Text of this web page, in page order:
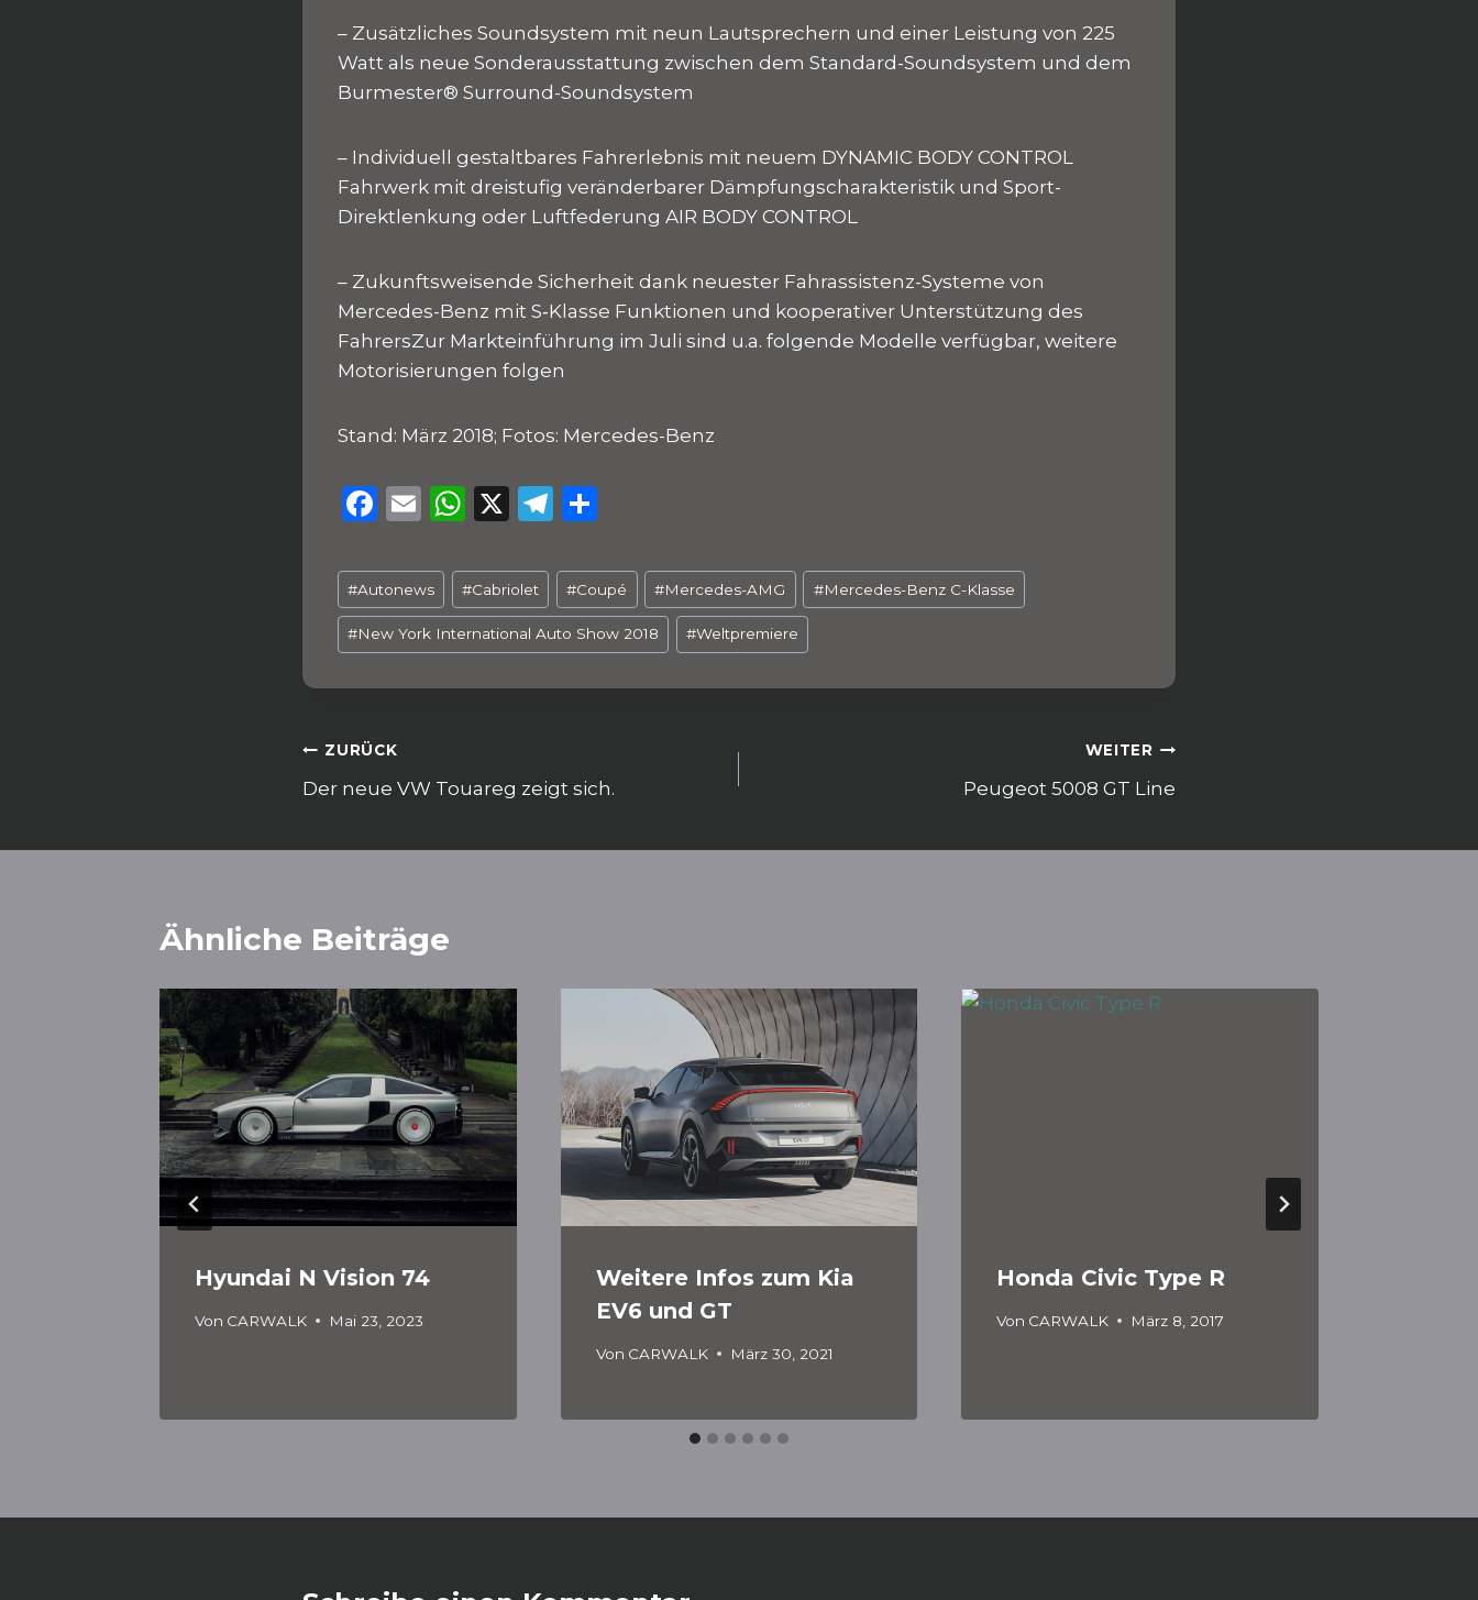
– Zusätzliches Soundsystem mit neun Lautsprechern und einer Leistung von 225
Watt als neue Sonderausstattung zwischen dem Standard-Soundsystem und dem
Burmester® Surround-Soundsystem
– Individuell gestaltbares Fahrerlebnis mit neuem DYNAMIC BODY CONTROL
Fahrwerk mit dreistufig veränderbarer Dämpfungscharakteristik und Sport-
Direktlenkung oder Luftfederung AIR BODY CONTROL
– Zukunftsweisende Sicherheit dank neuester Fahrassistenz-Systeme von
Mercedes-Benz mit S‑Klasse Funktionen und kooperativer Unterstützung des
FahrersZur Markteinführung im Juli sind u.a. folgende Modelle verfügbar, weitere
Motorisierungen folgen
Stand: März 2018; Fotos: Mercedes-Benz
F
c
e
b
o
k
E
ai
l
W
a
ts
A
p
X
T
e
g
ra
m
le
n
Schlagworte:
#Autonews #Cabriolet #Coupé #Mercedes-AMG #Mercedes-Benz C-Klasse
#New York International Auto Show 2018 #Weltpremiere
Beitragsnavigation
ZURÜCK
Der neue VW Touareg zeigt sich.
WEITER
Peugeot 5008 GT Line
Ähnliche Beiträge
Hyundai N Vision 74
Von CARWALK Mai 23, 2023
Weitere Infos zum Kia
EV6 und GT
Von CARWALK März 30, 2021
Honda Civic Type R
Von CARWALK März 8, 2017